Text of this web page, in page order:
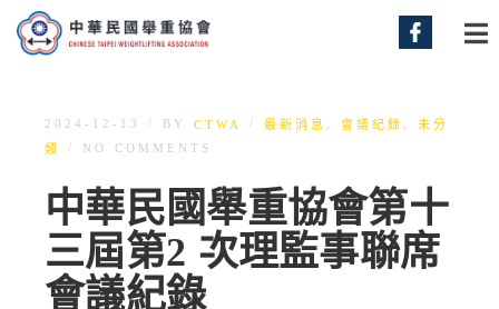
2024-12-13 / BY CTWA / 最新消息 會議紀錄
未分
類
/ NO COMMENTS
中華民國舉重協會第十
三屆第2 次理監事聯席
會議紀錄